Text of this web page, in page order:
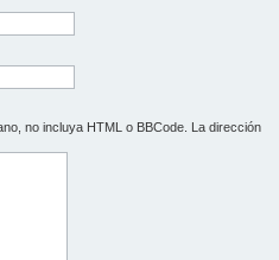
no incluya HTML o BBCode. La dirección